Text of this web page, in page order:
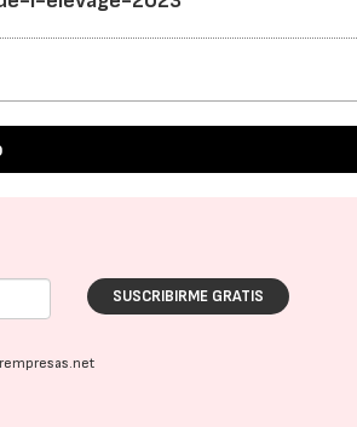
SUSCRIBIRME GRATIS